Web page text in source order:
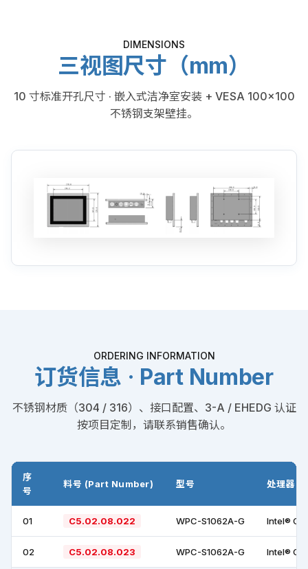
DIMENSIONS
三视图尺寸（mm）
10 寸标准开孔尺寸 · 嵌入式洁净室安装 + VESA 100×100
不锈钢支架壁挂。
ORDERING INFORMATION
订货信息 · Part Number
不锈钢材质（304 / 316）、接口配置、3-A / EHEDG 认证
按项目定制，请联系销售确认。
序
号
料号 (Part Number) 型号 处理器 +
01 C5.02.08.022 WPC-S1062A-G Intel®
02 C5.02.08.023 WPC-S1062A-G Intel®